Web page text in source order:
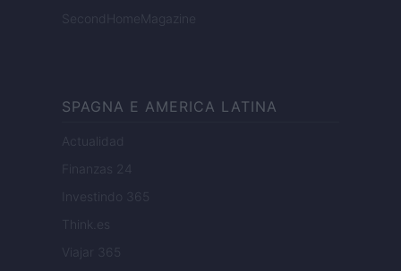
SecondHomeMagazine
SPAGNA E AMERICA LATINA
Actualidad
Finanzas 24
Investindo 365
Think.es
Viajar 365